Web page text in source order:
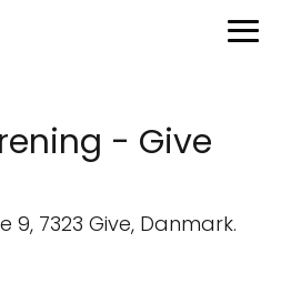
- Give
9, 7323 Give, Danmark.